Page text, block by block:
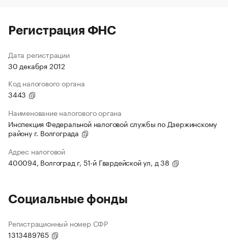
Регистрация ФНС
Дата регистрации
30 декабря 2012
Код налогового органа
3443
Наименование налогового органа
Инспекция Федеральной налоговой службы по Дзержинскому
району г. Волгограда
Адрес налоговой
400094, Волгоград г, 51-й Гвардейской ул, д 38
Социальные фонды
Регистрационный номер СФР
1313489765